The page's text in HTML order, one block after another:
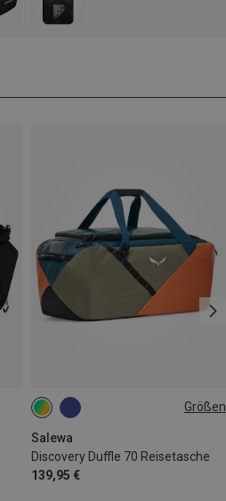
Größen
Salewa
Discovery Duffle 70 Reisetasche
139,95 €
70L